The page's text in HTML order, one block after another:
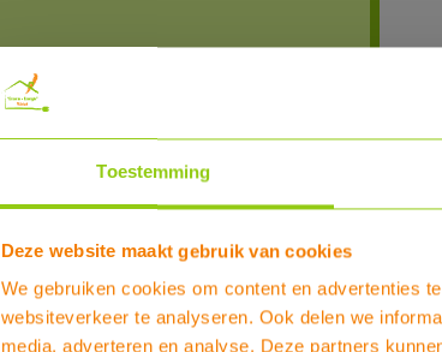
Toestemming
Deze website maakt gebruik van cookies
We gebruiken cookies om content en advertenties
websiteverkeer te analyseren. Ook delen we
media, adverteren en analyse. Deze partners